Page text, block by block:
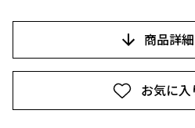
お気に入
商品詳